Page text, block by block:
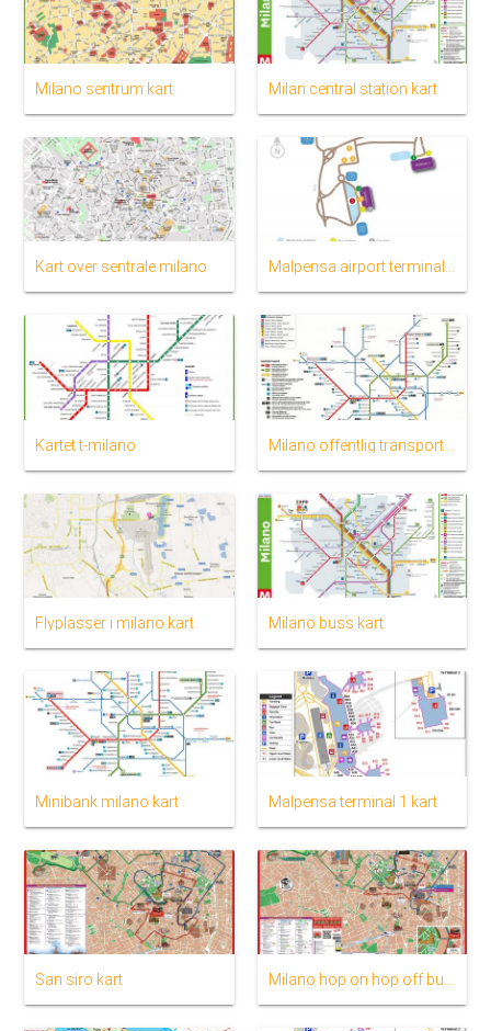
Milano sentrum kart Milan central station kart
Kart over sentrale milano
Kartet t-milano Milano offentlig transport kart
Flyplasser i milano kart Milano buss kart
Minibank milano kart Malpensa terminal 1 kart
San siro kart Milano hop on hop off buss rute kart